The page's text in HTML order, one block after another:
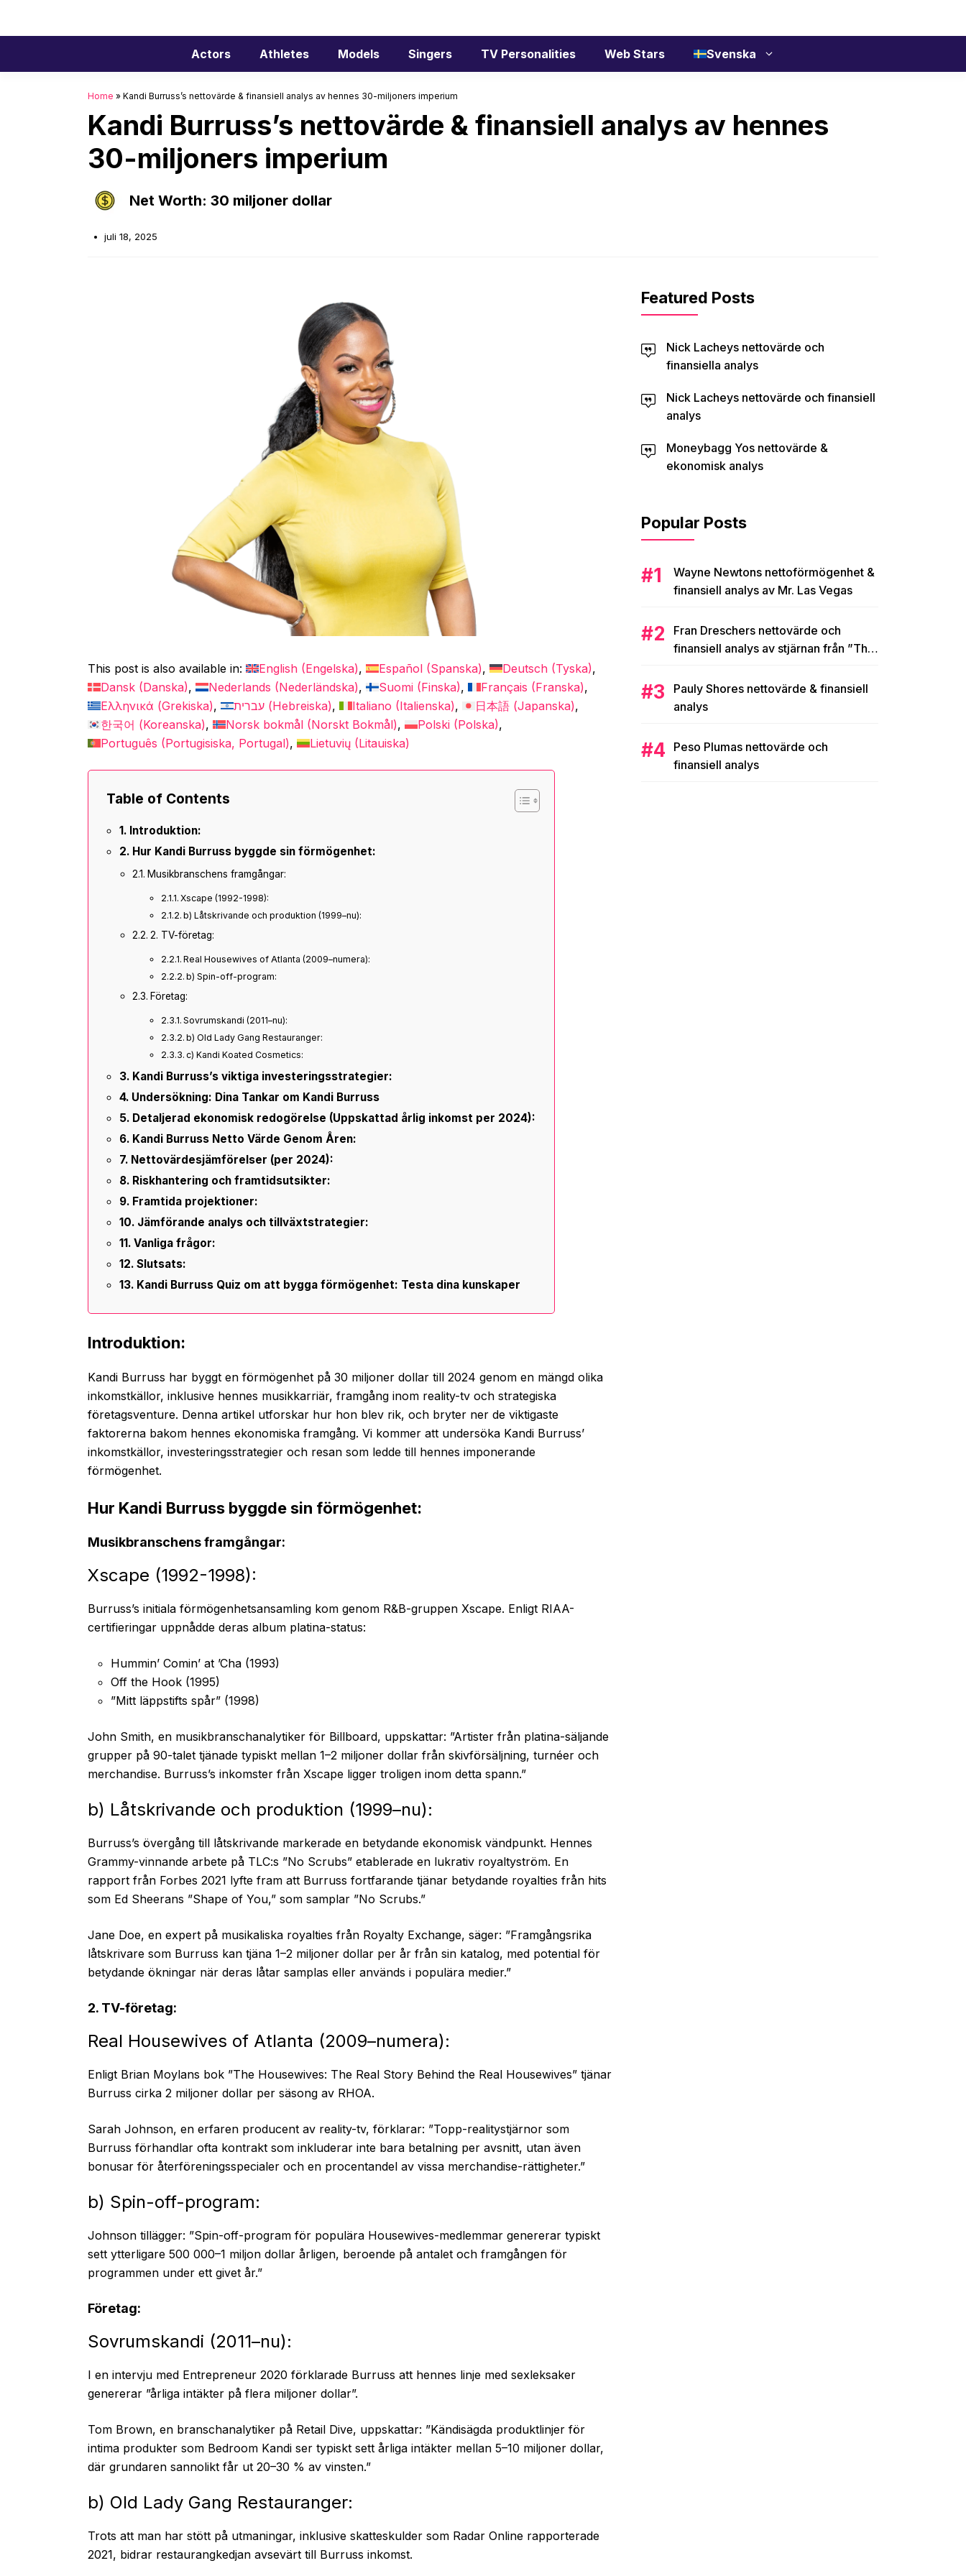
Actors Athletes Models Singers TV Personalities Web Stars Svenska
Home » Kandi Burruss’s nettovärde & finansiell analys av hennes 30-miljoners imperium
Kandi Burruss’s nettovärde & finansiell analys av hennes
30-miljoners imperium
Net Worth: 30 miljoner dollar
juli 18, 2025
This post is also available in: English (Engelska) Español (Spanska) Deutsch (Tyska)
Dansk (Danska) Nederlands (Nederländska) Suomi (Finska) Français (Franska)
Ελληνικά (Grekiska) עברית (Hebreiska) Italiano (Italienska) 日本語 (Japanska)
한국어 (Koreanska) Norsk bokmål (Norskt Bokmål) Polski (Polska)
Português (Portugisiska, Portugal) Lietuvių (Litauiska)
Table of Contents
Introduktion:
Hur Kandi Burruss byggde sin förmögenhet:
Musikbranschens framgångar:
Xscape (1992-1998):
b) Låtskrivande och produktion (1999–nu):
2. TV-företag:
Real Housewives of Atlanta (2009–numera):
b) Spin-off-program:
Företag:
Sovrumskandi (2011–nu):
b) Old Lady Gang Restauranger:
c) Kandi Koated Cosmetics:
Kandi Burruss’s viktiga investeringsstrategier:
Undersökning: Dina Tankar om Kandi Burruss
Detaljerad ekonomisk redogörelse (Uppskattad årlig inkomst per 2024):
Kandi Burruss Netto Värde Genom Åren:
Nettovärdesjämförelser (per 2024):
Riskhantering och framtidsutsikter:
Framtida projektioner:
Jämförande analys och tillväxtstrategier:
Vanliga frågor:
Slutsats:
Kandi Burruss Quiz om att bygga förmögenhet: Testa dina kunskaper
Introduktion:
Kandi Burruss har byggt en förmögenhet på 30 miljoner dollar till 2024 genom en mängd olika
inkomstkällor, inklusive hennes musikkarriär, framgång inom reality-tv och strategiska
företagsventure. Denna artikel utforskar hur hon blev rik, och bryter ner de viktigaste
faktorerna bakom hennes ekonomiska framgång. Vi kommer att undersöka Kandi Burruss’
inkomstkällor, investeringsstrategier och resan som ledde till hennes imponerande
förmögenhet.
Hur Kandi Burruss byggde sin förmögenhet:
Musikbranschens framgångar:
Xscape (1992-1998):
Burruss’s initiala förmögenhetsansamling kom genom R&B-gruppen Xscape. Enligt RIAA-
certifieringar uppnådde deras album platina-status:
Hummin’ Comin’ at ’Cha (1993)
Off the Hook (1995)
”Mitt läppstifts spår” (1998)
John Smith, en musikbranschanalytiker för Billboard, uppskattar: ”Artister från platina-säljande
grupper på 90-talet tjänade typiskt mellan 1–2 miljoner dollar från skivförsäljning, turnéer och
merchandise. Burruss’s inkomster från Xscape ligger troligen inom detta spann.”
b) Låtskrivande och produktion (1999–nu):
Burruss’s övergång till låtskrivande markerade en betydande ekonomisk vändpunkt. Hennes
Grammy-vinnande arbete på TLC:s ”No Scrubs” etablerade en lukrativ royaltyström. En
rapport från Forbes 2021 lyfte fram att Burruss fortfarande tjänar betydande royalties från hits
som Ed Sheerans ”Shape of You,” som samplar ”No Scrubs.”
Jane Doe, en expert på musikaliska royalties från Royalty Exchange, säger: ”Framgångsrika
låtskrivare som Burruss kan tjäna 1–2 miljoner dollar per år från sin katalog, med potential för
betydande ökningar när deras låtar samplas eller används i populära medier.”
2. TV-företag:
Real Housewives of Atlanta (2009–numera):
Enligt Brian Moylans bok ”The Housewives: The Real Story Behind the Real Housewives” tjänar
Burruss cirka 2 miljoner dollar per säsong av RHOA.
Sarah Johnson, en erfaren producent av reality-tv, förklarar: ”Topp-realitystjärnor som
Burruss förhandlar ofta kontrakt som inkluderar inte bara betalning per avsnitt, utan även
bonusar för återföreningsspecialer och en procentandel av vissa merchandise-rättigheter.”
b) Spin-off-program:
Johnson tillägger: ”Spin-off-program för populära Housewives-medlemmar genererar typiskt
sett ytterligare 500 000–1 miljon dollar årligen, beroende på antalet och framgången för
programmen under ett givet år.”
Företag:
Sovrumskandi (2011–nu):
I en intervju med Entrepreneur 2020 förklarade Burruss att hennes linje med sexleksaker
genererar ”årliga intäkter på flera miljoner dollar”.
Tom Brown, en branschanalytiker på Retail Dive, uppskattar: ”Kändisägda produktlinjer för
intima produkter som Bedroom Kandi ser typiskt sett årliga intäkter mellan 5–10 miljoner dollar,
där grundaren sannolikt får ut 20–30 % av vinsten.”
b) Old Lady Gang Restauranger:
Trots att man har stött på utmaningar, inklusive skatteskulder som Radar Online rapporterade
2021, bidrar restaurangkedjan avsevärt till Burruss inkomst.
Featured Posts
Nick Lacheys nettovärde och
finansiella analys
Nick Lacheys nettovärde och finansiell
analys
Moneybagg Yos nettovärde &
ekonomisk analys
Popular Posts
Wayne Newtons nettoförmögenhet &
finansiell analys av Mr. Las Vegas
Fran Dreschers nettovärde och
finansiell analys av stjärnan från ”The
Pauly Shores nettovärde & finansiell
analys
Peso Plumas nettovärde och
finansiell analys